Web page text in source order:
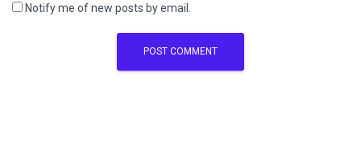
Notify me of new posts by email.